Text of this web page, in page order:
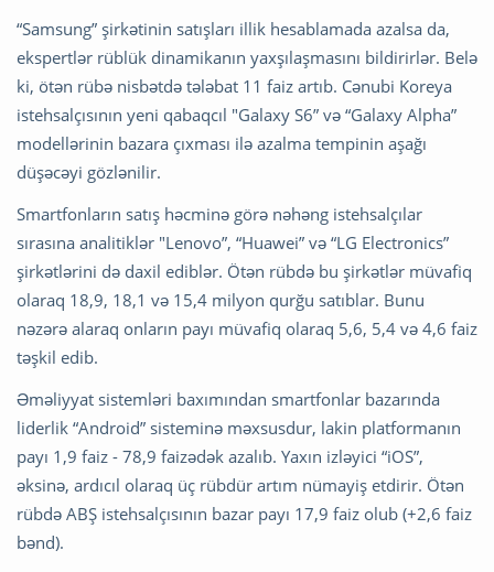
“Samsung” şirkətinin satışları illik hesablamada azalsa da,
ekspertlər rüblük dinamikanın yaxşılaşmasını bildirirlər. Belə
ki, ötən rübə nisbətdə tələbat 11 faiz artıb. Cənubi Koreya
istehsalçısının yeni qabaqcıl "Galaxy S6” və “Galaxy Alpha”
modellərinin bazara çıxması ilə azalma tempinin aşağı
düşəcəyi gözlənilir.
Smartfonların satış həcminə görə nəhəng istehsalçılar
sırasına analitiklər "Lenovo”, “Huawei” və “LG Electronics”
şirkətlərini də daxil ediblər. Ötən rübdə bu şirkətlər müvafiq
olaraq 18,9, 18,1 və 15,4 milyon qurğu satıblar. Bunu
nəzərə alaraq onların payı müvafiq olaraq 5,6, 5,4 və 4,6 faiz
təşkil edib.
Əməliyyat sistemləri baxımından smartfonlar bazarında
liderlik “Android” sisteminə məxsusdur, lakin platformanın
payı 1,9 faiz - 78,9 faizədək azalıb. Yaxın izləyici “iOS”,
əksinə, ardıcıl olaraq üç rübdür artım nümayiş etdirir. Ötən
rübdə ABŞ istehsalçısının bazar payı 17,9 faiz olub (+2,6 faiz
bənd).